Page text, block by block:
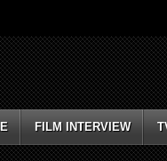
FILM INTERVIEW